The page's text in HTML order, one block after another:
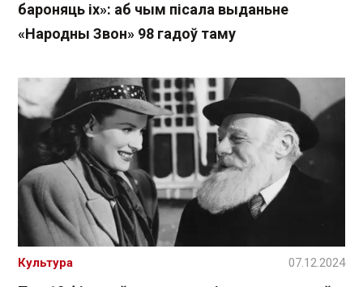
бароняць іх»: аб чым пісала выданьне
«Народны Звон» 98 гадоў таму
Культура 07.12.2024